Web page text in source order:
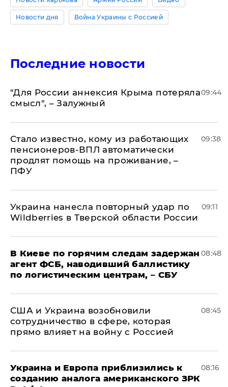
Новости дня Война Украины с Россией
Последние новости
"Для России аннексия Крыма потеряла
смысл", – Залужный
09:44
Стало известно, кому из работающих
пенсионеров-ВПЛ автоматически
продлят помощь на проживание, –
ПФУ
09:38
Украина нанесла повторный удар по
Wildberries в Тверской области России
09:11
В Киеве по горячим следам задержан
агент ФСБ, наводивший баллистику
по логистическим центрам, – СБУ
08:48
США и Украина возобновили
сотрудничество в сфере, которая
прямо влияет на войну с Россией
08:45
Украина и Европа приблизились к
созданию аналога американского ЗРК
08:16